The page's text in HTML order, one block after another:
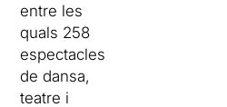
entre les
quals 258
espectacles
de dansa,
teatre i